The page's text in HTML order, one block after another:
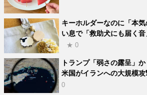
キーホルダーなのに「本
い息で「救助犬にも届く
★ 0
トランプ「弱さの露呈」
米国がイランへの大規模
0